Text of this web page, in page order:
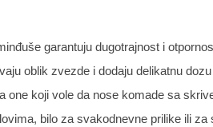
garantuju dugotrajnost i
oblik zvezde i dodaju delikatnu
one koji vole da nose komade sa
bilo za svakodnevne prilike ili za